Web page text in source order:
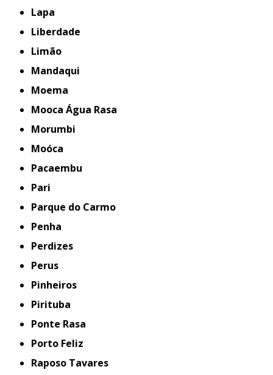
Lapa
Liberdade
Limão
Mandaqui
Moema
Mooca Água Rasa
Morumbi
Moóca
Pacaembu
Pari
Parque do Carmo
Penha
Perdizes
Perus
Pinheiros
Pirituba
Ponte Rasa
Porto Feliz
Raposo Tavares